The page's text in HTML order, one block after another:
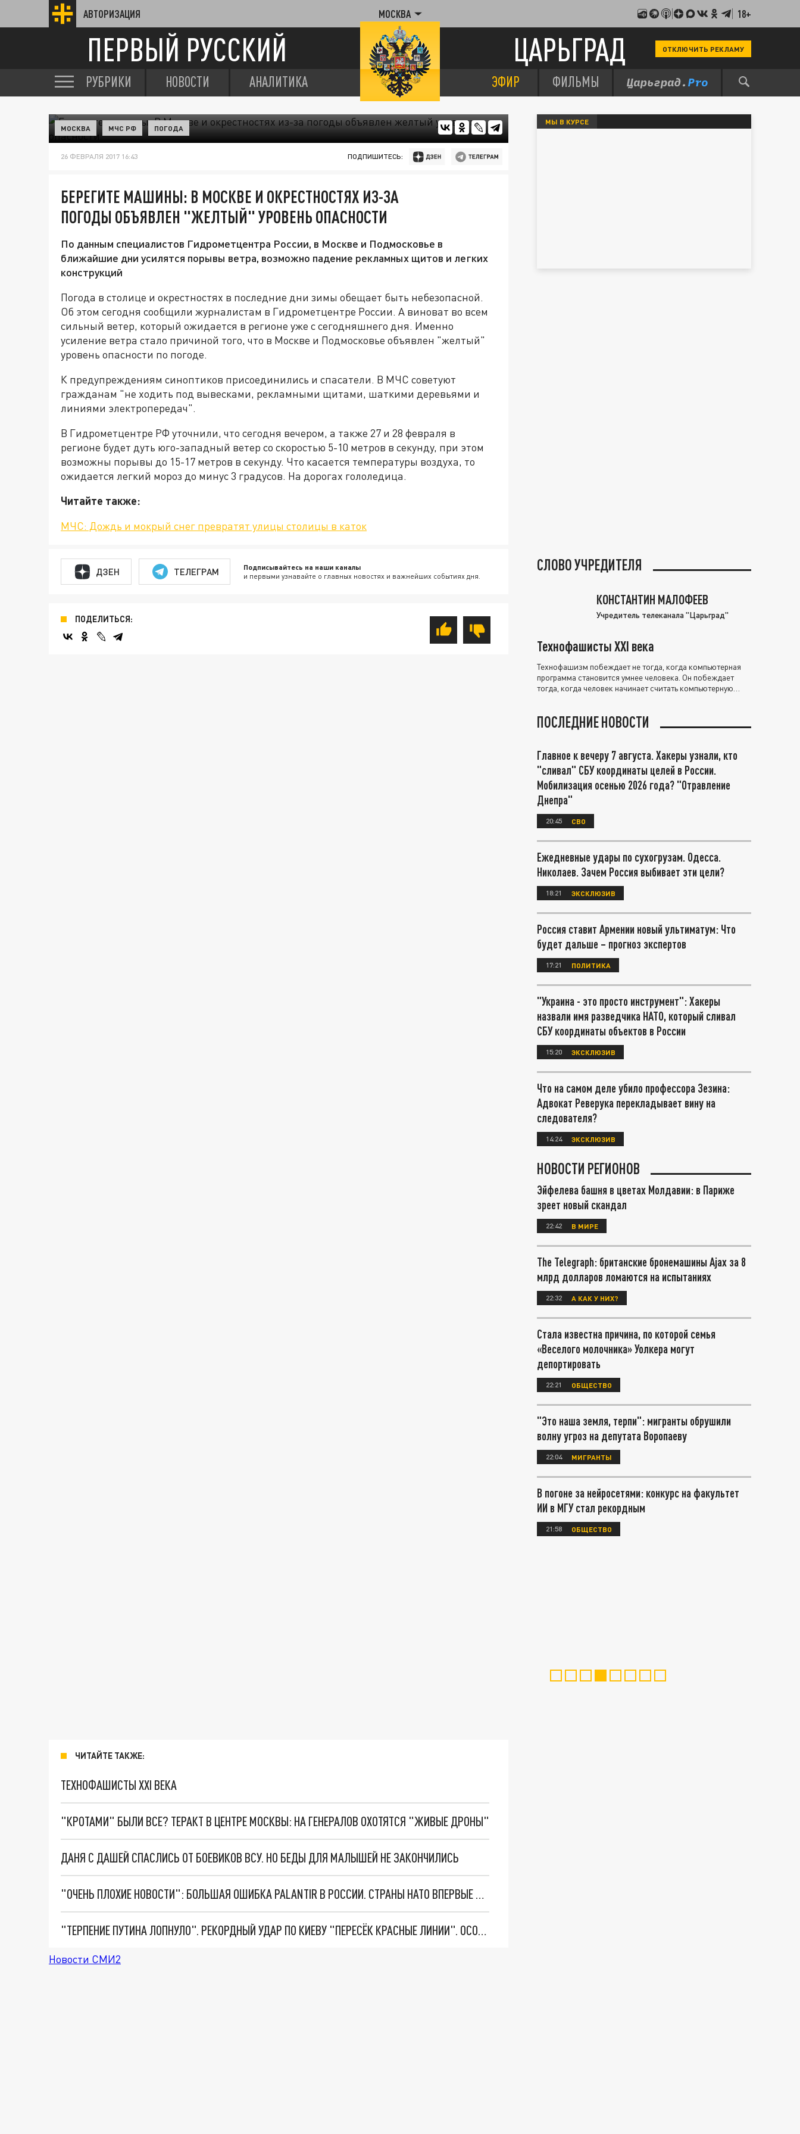
АВТОРИЗАЦИЯ МОСКВА 18+
ПЕРВЫЙ РУССКИЙ ЦАРЬГРАД ОТКЛЮЧИТЬ РЕКЛАМУ
РУБРИКИ НОВОСТИ АНАЛИТИКА ЭФИР ФИЛЬМЫ
МОСКВА МЧС РФ ПОГОДА
26 ФЕВРАЛЯ 2017 16:43 ПОДПИШИТЕСЬ:
БЕРЕГИТЕ МАШИНЫ: В МОСКВЕ И ОКРЕСТНОСТЯХ ИЗ-ЗА
ПОГОДЫ ОБЪЯВЛЕН "ЖЕЛТЫЙ" УРОВЕНЬ ОПАСНОСТИ
По данным специалистов Гидрометцентра России, в Москве и Подмосковье в
ближайшие дни усилятся порывы ветра, возможно падение рекламных щитов и легких
конструкций
Погода в столице и окрестностях в последние дни зимы обещает быть небезопасной.
Об этом сегодня сообщили журналистам в Гидрометцентре России. А виноват во всем
сильный ветер, который ожидается в регионе уже с сегодняшнего дня. Именно
усиление ветра стало причиной того, что в Москве и Подмосковье объявлен "желтый"
уровень опасности по погоде.
К предупреждениям синоптиков присоединились и спасатели. В МЧС советуют
гражданам "не ходить под вывесками, рекламными щитами, шаткими деревьями и
линиями электропередач".
В Гидрометцентре РФ уточнили, что сегодня вечером, а также 27 и 28 февраля в
регионе будет дуть юго-западный ветер со скоростью 5-10 метров в секунду, при этом
возможны порывы до 15-17 метров в секунду. Что касается температуры воздуха, то
ожидается легкий мороз до минус 3 градусов. На дорогах гололедица.
Читайте также:
МЧС: Дождь и мокрый снег превратят улицы столицы в каток
ДЗЕН ТЕЛЕГРАМ Подписывайтесь на наши каналы
и первыми узнавайте о главных новостях и важнейших событиях дня.
ПОДЕЛИТЬСЯ:
ЧИТАЙТЕ ТАКЖЕ:
ТЕХНОФАШИСТЫ XXI ВЕКА
"КРОТАМИ" БЫЛИ ВСЕ? ТЕРАКТ В ЦЕНТРЕ МОСКВЫ: НА ГЕНЕРАЛОВ ОХОТЯТСЯ "ЖИВЫЕ ДРОНЫ"
ДАНЯ С ДАШЕЙ СПАСЛИСЬ ОТ БОЕВИКОВ ВСУ. НО БЕДЫ ДЛЯ МАЛЫШЕЙ НЕ ЗАКОНЧИЛИСЬ
"ОЧЕНЬ ПЛОХИЕ НОВОСТИ": БОЛЬШАЯ ОШИБКА PALANTIR В РОССИИ. СТРАНЫ НАТО ВПЕРВЫЕ ЗА СВО ОСТАНОВИЛИ ПОСТАВКИ ОРУЖИЯ. ВСУ ТЕРЯЮТ ПРИГРАНИЧЬЕ?
"ТЕРПЕНИЕ ПУТИНА ЛОПНУЛО". РЕКОРДНЫЙ УДАР ПО КИЕВУ "ПЕРЕСЁК КРАСНЫЕ ЛИНИИ". ОСОБЫЕ СПЕЦЫ КНДР НА ЛБС? ТАЙНЫЕ ПЕРЕГОВОРЫ ЕВРОПЫ И МОСКВЫ
Новости СМИ2
МЫ В КУРСЕ
СЛОВО УЧРЕДИТЕЛЯ
КОНСТАНТИН МАЛОФЕЕВ
Учредитель телеканала "Царьград"
Технофашисты XXI века
Технофашизм побеждает не тогда, когда компьютерная
программа становится умнее человека. Он побеждает
тогда, когда человек начинает считать компьютерную
ПОСЛЕДНИЕ НОВОСТИ
Главное к вечеру 7 августа. Хакеры узнали, кто
"сливал" СБУ координаты целей в России.
Мобилизация осенью 2026 года? "Отравление
Днепра"
20:45 СВО
Ежедневные удары по сухогрузам. Одесса.
Николаев. Зачем Россия выбивает эти цели?
18:21 ЭКСКЛЮЗИВ
Россия ставит Армении новый ультиматум: Что
будет дальше – прогноз экспертов
17:21 ПОЛИТИКА
"Украина - это просто инструмент": Хакеры
назвали имя разведчика НАТО, который сливал
СБУ координаты объектов в России
15:20 ЭКСКЛЮЗИВ
Что на самом деле убило профессора Зезина:
Адвокат Реверука перекладывает вину на
следователя?
14:24 ЭКСКЛЮЗИВ
НОВОСТИ РЕГИОНОВ
Эйфелева башня в цветах Молдавии: в Париже
зреет новый скандал
22:42 В МИРЕ
The Telegraph: британские бронемашины Ajax за 8
млрд долларов ломаются на испытаниях
22:32 А КАК У НИХ?
Стала известна причина, по которой семья
«Веселого молочника» Уолкера могут
депортировать
22:21 ОБЩЕСТВО
"Это наша земля, терпи": мигранты обрушили
волну угроз на депутата Воропаеву
22:04 МИГРАНТЫ
В погоне за нейросетями: конкурс на факультет
ИИ в МГУ стал рекордным
21:58 ОБЩЕСТВО